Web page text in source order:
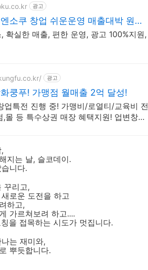
광고
소쿠 창업 쉬운운영 매출대박 원금
확실한 매출, 편한 운영, 광고 100%지원,
광고
마라탕 창업은 탕화쿵푸! 가맹점 월매출 2억 달성!
업특전 진행 중! 가맹비/로열티/교육비 전
,몰 등 특수상권 매장 혜택지원! 업변창업
지는 날, 슬코데이.
니다.
꾸리고,
로운 도전을 하고
하고,
가르쳐보려 하고....
을 접목하는 시도가 멋집니다.
는 재미와,
뿌듯합니다.